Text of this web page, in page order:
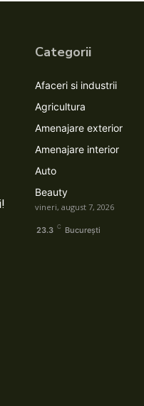
Categorii
Afaceri si industrii
Agricultura
Amenajare exterior
Amenajare interior
Auto
Beauty
vineri, august 7, 2026
23.3 C București